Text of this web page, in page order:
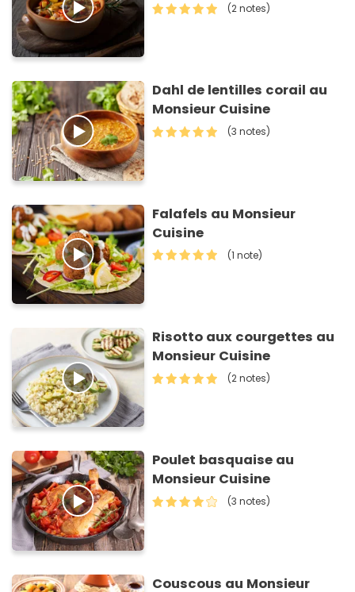
(2 notes)
Dahl de lentilles corail au
Monsieur Cuisine
(3 notes)
Falafels au Monsieur
Cuisine
(1 note)
Risotto aux courgettes au
Monsieur Cuisine
(2 notes)
Poulet basquaise au
Monsieur Cuisine
(3 notes)
Couscous au Monsieur